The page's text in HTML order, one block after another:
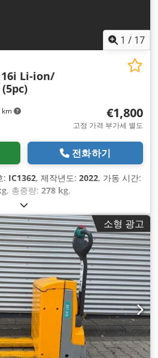
1 / 17
km
Li-ion/
€1,800
고정 가격 부가세 별도
전화하기
: IC1362, 제작년도: 2022, 가동 시간:
, 총중량: 278 kg,
소형 광고